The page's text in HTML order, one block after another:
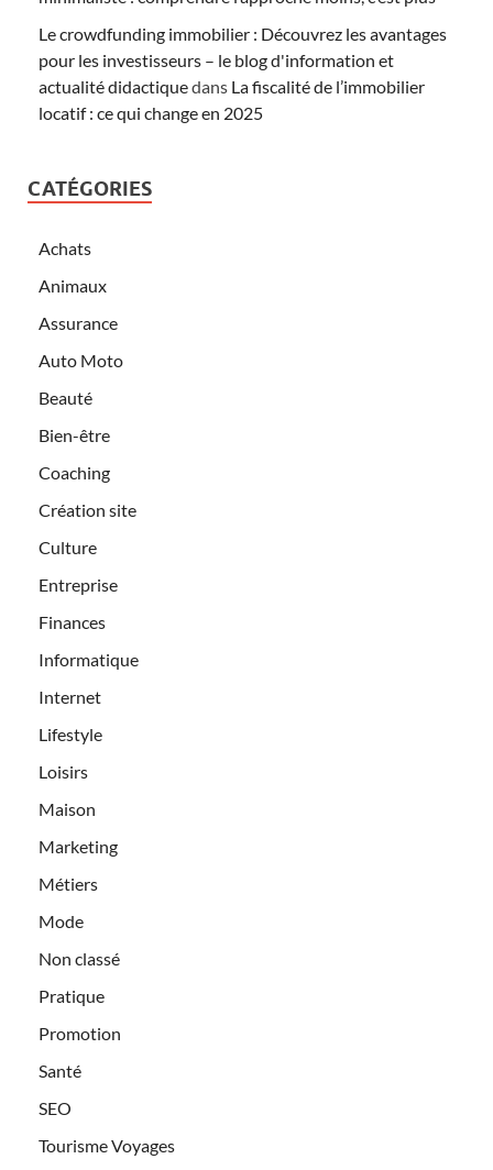
Le crowdfunding immobilier : Découvrez les avantages
pour les investisseurs – le blog d'information et
actualité didactiquedans La fiscalité de l’immobilier
locatif : ce qui change en 2025
CATÉGORIES
Achats
Animaux
Assurance
Auto Moto
Beauté
Bien-être
Coaching
Création site
Culture
Entreprise
Finances
Informatique
Internet
Lifestyle
Loisirs
Maison
Marketing
Métiers
Mode
Non classé
Pratique
Promotion
Santé
SEO
Tourisme Voyages